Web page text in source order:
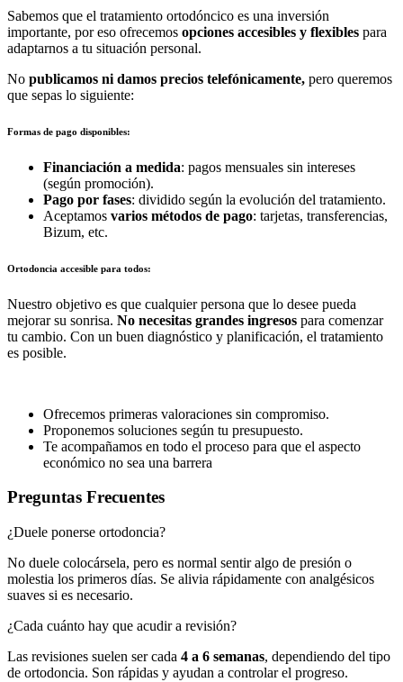
Sabemos que el tratamiento ortodóncico es una inversión
importante, por eso ofrecemos opciones accesibles y flexibles para
adaptarnos a tu situación personal.
No publicamos ni damos precios telefónicamente, pero queremos
que sepas lo siguiente:
Formas de pago disponibles:
Financiación a medida: pagos mensuales sin intereses
(según promoción).
Pago por fases: dividido según la evolución del tratamiento.
Aceptamos varios métodos de pago: tarjetas, transferencias,
Bizum, etc.
Ortodoncia accesible para todos:
Nuestro objetivo es que cualquier persona que lo desee pueda
mejorar su sonrisa. No necesitas grandes ingresos para comenzar
tu cambio. Con un buen diagnóstico y planificación, el tratamiento
es posible.
Ofrecemos primeras valoraciones sin compromiso.
Proponemos soluciones según tu presupuesto.
Te acompañamos en todo el proceso para que el aspecto
económico no sea una barrera
Preguntas Frecuentes
¿Duele ponerse ortodoncia?
No duele colocársela, pero es normal sentir algo de presión o
molestia los primeros días. Se alivia rápidamente con analgésicos
suaves si es necesario.
¿Cada cuánto hay que acudir a revisión?
Las revisiones suelen ser cada 4 a 6 semanas, dependiendo del tipo
de ortodoncia. Son rápidas y ayudan a controlar el progreso.